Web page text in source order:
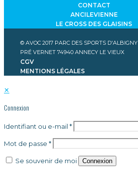
CONTACT
ANCILEVIENNE
LE CROSS DES GLAISINS
© AVOC 2017 PARC DES SPORTS D'ALBIGNY
PRÉ VERNET 74940 ANNECY LE VIEUX
CGV
MENTIONS LÉGALES
✕
Connexion
Identifiant ou e-mail *
Mot de passe *
Se souvenir de moi Connexion